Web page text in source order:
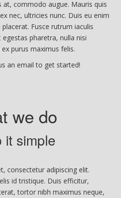
at, commodo augue. Mauris quis
nec, ultricies nunc. Duis eu enim
Fusce rutrum iaculis
pharetra, nulla nisi
purus maximus felis.
an email to get started!
we do
it simple
consectetur adipiscing elit.
id tristique. Duis efficitur,
tortor nibh maximus neque,